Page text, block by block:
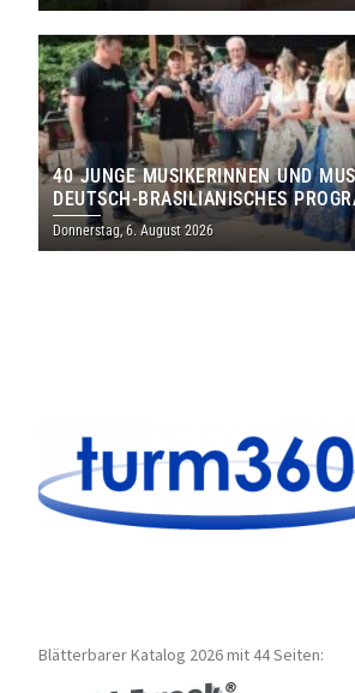
40 JUNGE MUSIKERINNEN UND
DEUTSCH-BRASILIANISCHES
THOLEY
Donnerstag, 6. August 2026
Blätterbarer Katalog 2026 mit 44 Seiten: